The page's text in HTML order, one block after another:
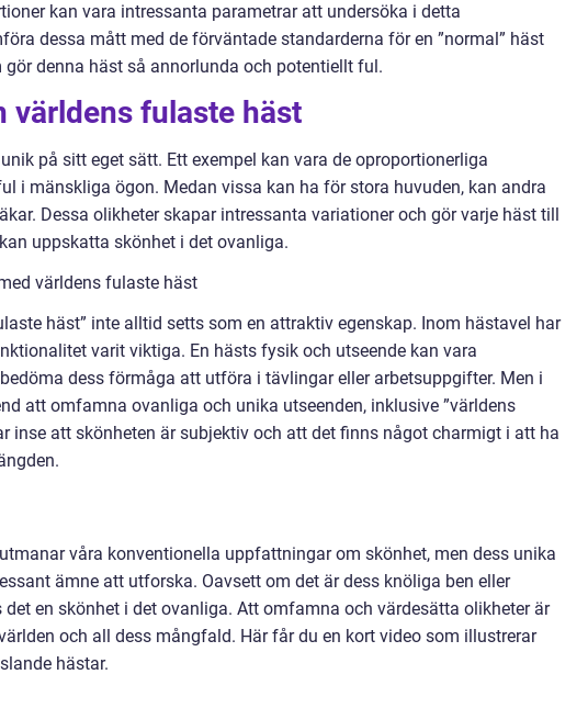
kan vara intressanta parametrar att undersöka i detta
dessa mått med de förväntade standarderna för en ”normal” häst
denna häst så annorlunda och potentiellt ful.
världens fulaste häst
på sitt eget sätt. Ett exempel kan vara de oproportionerliga
i mänskliga ögon. Medan vissa kan ha för stora huvuden, kan andra
Dessa olikheter skapar intressanta variationer och gör varje häst till
uppskatta skönhet i det ovanliga.
världens fulaste häst
häst” inte alltid setts som en attraktiv egenskap. Inom hästavel har
varit viktiga. En hästs fysik och utseende kan vara
dess förmåga att utföra i tävlingar eller arbetsuppgifter. Men i
att omfamna ovanliga och unika utseenden, inklusive ”världens
inse att skönheten är subjektiv och att det finns något charmigt i att ha
våra konventionella uppfattningar om skönhet, men dess unika
ämne att utforska. Oavsett om det är dess knöliga ben eller
en skönhet i det ovanliga. Att omfamna och värdesätta olikheter är
och all dess mångfald. Här får du en kort video som illustrerar
hästar.